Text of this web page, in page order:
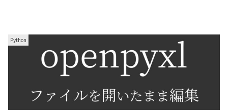
Python